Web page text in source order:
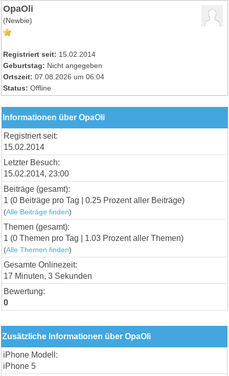
OpaOli
(Newbie)
Registriert seit: 15.02.2014
Geburtstag: Nicht angegeben
Ortszeit: 07.08.2026 um 06:04
Status: Offline
Informationen über OpaOli
Registriert seit:
15.02.2014
Letzter Besuch:
15.02.2014, 23:00
Beiträge (gesamt):
1 (0 Beiträge pro Tag | 0.25 Prozent aller Beiträge)
(Alle Beiträge finden)
Themen (gesamt):
1 (0 Themen pro Tag | 1.03 Prozent aller Themen)
(Alle Themen finden)
Gesamte Onlinezeit:
17 Minuten, 3 Sekunden
Bewertung:
0
Zusätzliche Informationen über OpaOli
iPhone Modell:
iPhone 5